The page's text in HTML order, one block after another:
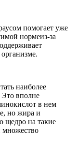
помогает уже
нормеиз-за
наиболее
вполне
в нем
но жира и
щедро на такие
множество